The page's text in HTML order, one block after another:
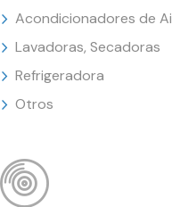
Acondicionadores de
Lavadoras, Secadoras
Refrigeradora
Otros